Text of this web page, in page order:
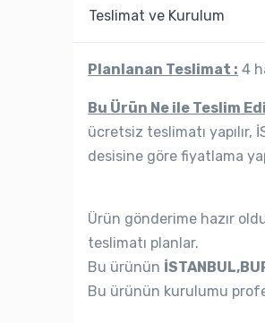
Teslimat ve Kurulum
Planlanan Teslimat : 4
Bu Ürün Ne ile Teslim
ücretsiz teslimatı yapılır,
desisine göre fiyatlama
Ürün gönderime hazır
teslimatı planlar.
Bu ürünün
Bu ürünün kurulumu